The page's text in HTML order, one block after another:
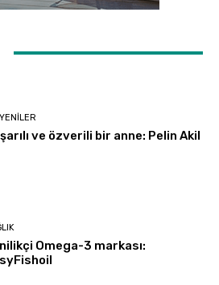
ve özverili bir anne: Pelin Akil
Omega-3 markası: